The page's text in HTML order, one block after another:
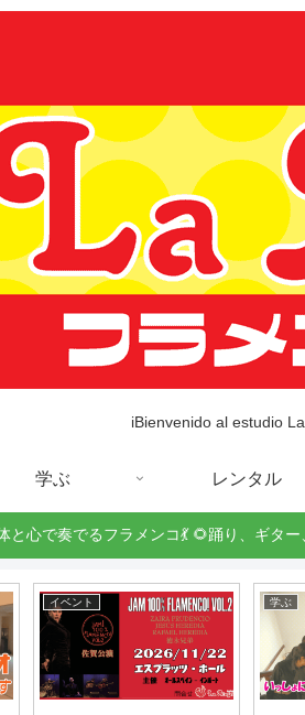
iBienvenido al estudio
学ぶ レンタル
心で奏でるフラメンコ💃 🌻踊り、ギ
イベント 学ぶ